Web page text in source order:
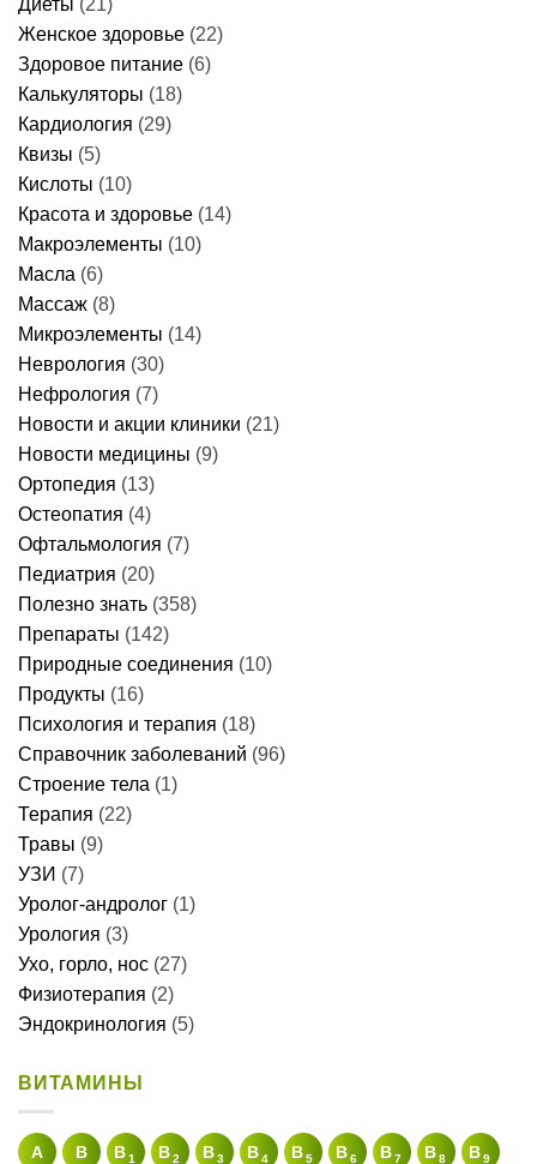
Женское здоровье (22)
Здоровое питание (6)
Калькуляторы (18)
Кардиология (29)
Квизы (5)
Кислоты (10)
Красота и здоровье (14)
Макроэлементы (10)
Масла (6)
Массаж (8)
Микроэлементы (14)
Неврология (30)
Нефрология (7)
Новости и акции клиники (21)
Новости медицины (9)
Ортопедия (13)
Остеопатия (4)
Офтальмология (7)
Педиатрия (20)
Полезно знать (358)
Препараты (142)
Природные соединения (10)
Продукты (16)
Психология и терапия (18)
Справочник заболеваний (96)
Строение тела (1)
Терапия (22)
Травы (9)
УЗИ (7)
Уролог-андролог (1)
Урология (3)
Ухо, горло, нос (27)
Физиотерапия (2)
Эндокринология (5)
ВИТАМИНЫ
A В B1 B2 B3 B4 B5 B6 B7 B8 B9